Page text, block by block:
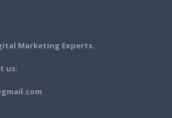
Marketing Experts.
us: